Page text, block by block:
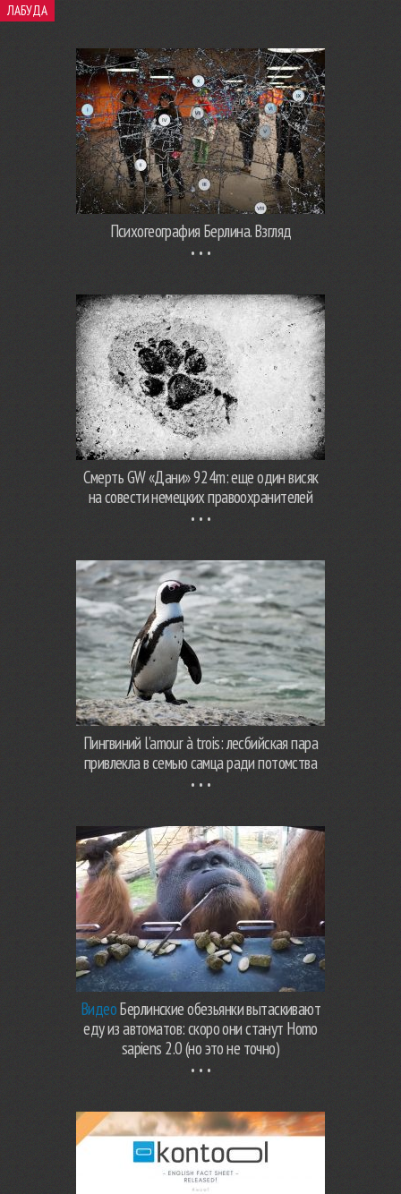
ЛАБУДА
Психогеография Берлина. Взгляд
Смерть GW «Дани» 924m: еще один висяк
на совести немецких правоохранителей
Пингвиний l’amour à trois: лесбийская пара
привлекла в семью самца ради потомства
ВидеоБерлинские обезьянки вытаскивают
еду из автоматов: скоро они станут Homo
sapiens 2.0 (но это не точно)